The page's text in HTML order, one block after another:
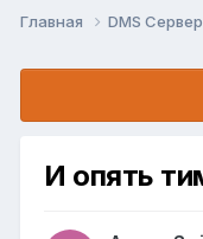
Главная DMS
И опять